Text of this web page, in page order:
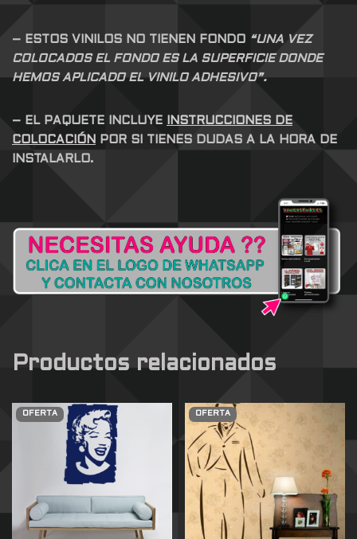
– ESTOS VINILOS NO TIENEN FONDO “UNA VEZ
COLOCADOS EL FONDO ES LA SUPERFICIE DONDE
HEMOS APLICADO EL VINILO ADHESIVO”.
– EL PAQUETE INCLUYE
INSTRUCCIONES DE
COLOCACIÓN
POR SI TIENES DUDAS A LA HORA DE
INSTALARLO.
Productos relacionados
OFERTA OFERTA